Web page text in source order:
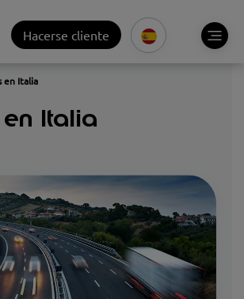
Hacerse cliente
en Italia
Italia